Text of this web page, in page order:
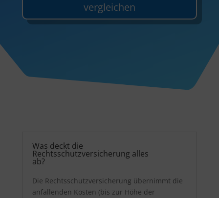
vergleichen
Was deckt die
Rechtsschutzversicherung alles
ab?
Die Rechtsschutzversicherung übernimmt die
anfallenden Kosten (bis zur Höhe der